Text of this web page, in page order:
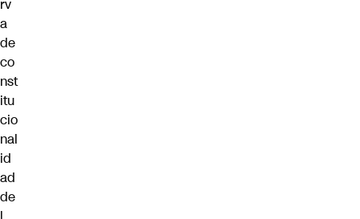
rv
a
de
co
nst
itu
cio
nal
id
ad
de